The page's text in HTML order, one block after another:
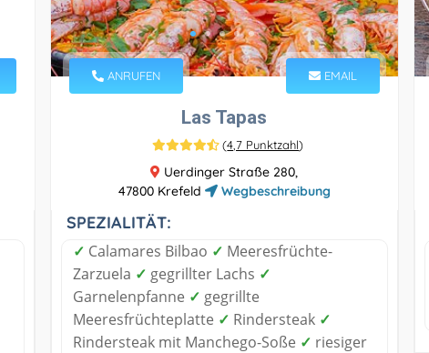
ANRUFEN EMAIL
Las Tapas
(4,7 Punktzahl)
Uerdinger Straße 280,
47800 Krefeld
Wegbeschreibung
SPEZIALITÄT:
✓ Calamares Bilbao ✓ Meeresfrüchte-
Zarzuela ✓ gegrillter Lachs ✓
Garnelenpfanne ✓ gegrillte
Meeresfrüchteplatte ✓ Rindersteak ✓
Rindersteak mit Manchego-Soße ✓ riesiger